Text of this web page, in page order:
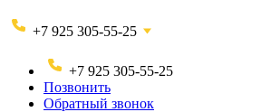
+7 925 305-55-25
+7 925 305-55-25
Позвонить
Обратный звонок